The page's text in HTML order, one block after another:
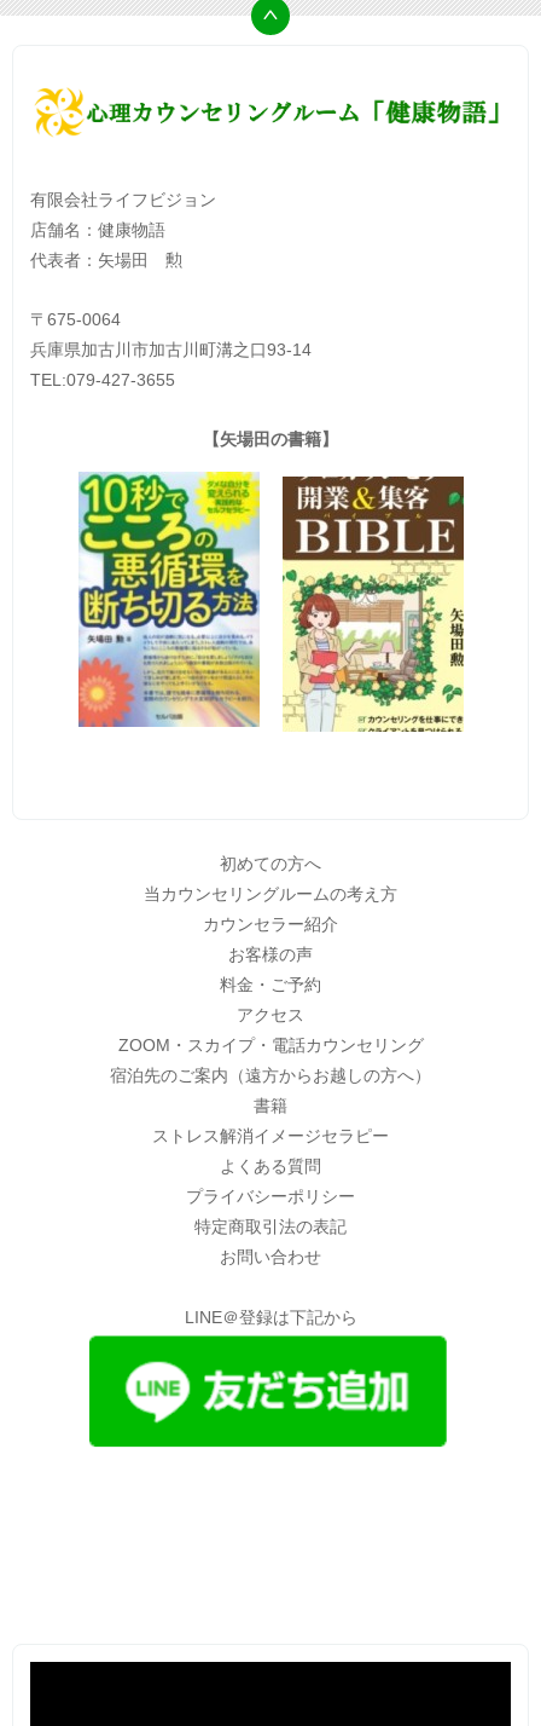
有限会社ライフビジョン
店舗名：健康物語
代表者：矢場田 勲
〒675-0064
兵庫県加古川市加古川町溝之口93-14
TEL:079-427-3655
【矢場田の書籍】
初めての方へ
当カウンセリングルームの考え方
カウンセラー紹介
お客様の声
料金・ご予約
アクセス
ZOOM・スカイプ・電話カウンセリング
宿泊先のご案内（遠方からお越しの方へ）
書籍
ストレス解消イメージセラピー
よくある質問
プライバシーポリシー
特定商取引法の表記
お問い合わせ
LINE＠登録は下記から